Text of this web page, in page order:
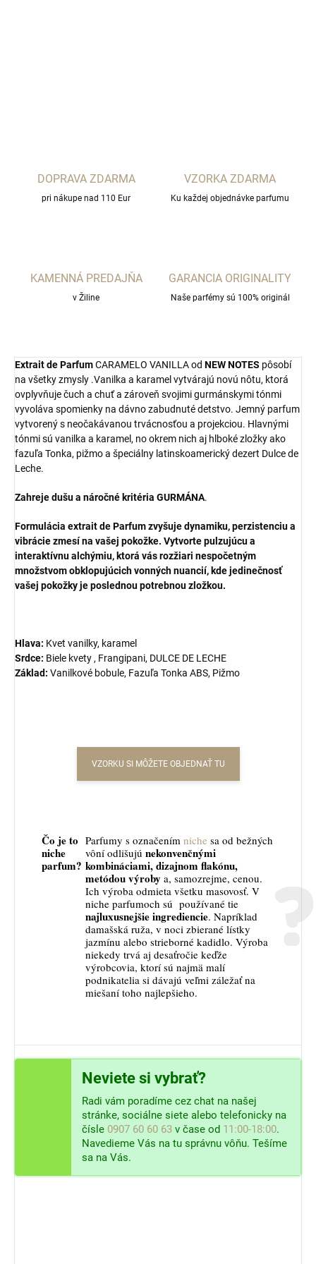
DOPRAVA ZDARMA
pri nákupe nad 110 Eur
VZORKA ZDARMA
Ku každej objednávke parfumu
KAMENNÁ PREDAJŇA
v Žiline
GARANCIA ORIGINALITY
Naše parfémy sú 100% originál
Extrait de ParfumCARAMELO VANILLA od NEW NOTES pôsobí
na všetky zmysly .Vanilka a karamel vytvárajú novú nôtu, ktorá
ovplyvňuje čuch a chuť a zároveň svojimi gurmánskymi tónmi
vyvoláva spomienky na dávno zabudnuté detstvo. Jemný parfum
vytvorený s neočakávanou trvácnosťou a projekciou. Hlavnými
tónmi sú vanilka a karamel, no okrem nich aj hlboké zložky ako
fazuľa Tonka, pižmo a špeciálny latinskoamerický dezert Dulce de
Leche.
Zahreje dušu a náročné kritéria GURMÁNA.
Formulácia extrait de Parfum zvyšuje dynamiku, perzistenciu a
vibrácie zmesí na vašej pokožke. Vytvorte pulzujúcu a
interaktívnu alchýmiu, ktorá vás rozžiari nespočetným
množstvom obklopujúcich vonných nuancií, kde jedinečnosť
vašej pokožky je poslednou potrebnou zložkou.
Hlava: Kvet vanilky, karamel
Srdce: Biele kvety , Frangipani, DULCE DE LECHE
Základ: Vanilkové bobule, Fazuľa Tonka ABS, Pižmo
VZORKU SI MÔŽETE OBJEDNAŤ TU
Čo je to
niche
parfum?
Parfumy s označením niche sa od bežných
vôní odlišujú nekonvenčnými
kombináciami, dizajnom flakónu,
metódou výroby a, samozrejme, cenou.
Ich výroba odmieta všetku masovosť. V
niche parfumoch sú používané tie
najluxusnejšie ingrediencie. Napríklad
damašská ruža, v noci zbierané lístky
jazmínu alebo strieborné kadidlo. Výroba
niekedy trvá aj desaťročie keďže
výrobcovia, ktorí sú najmä malí
podnikatelia si dávajú veľmi záležať na
miešaní toho najlepšieho.
Neviete si vybrať?
Radi vám poradíme cez chat na našej
stránke, sociálne siete alebo telefonicky na
čísle 0907 60 60 63 v čase od 11:00-18:00.
Navedieme Vás na tu správnu vôňu. Tešíme
sa na Vás.